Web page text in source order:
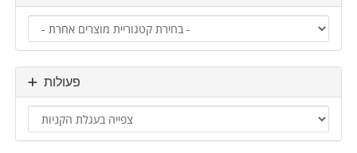
פעולות